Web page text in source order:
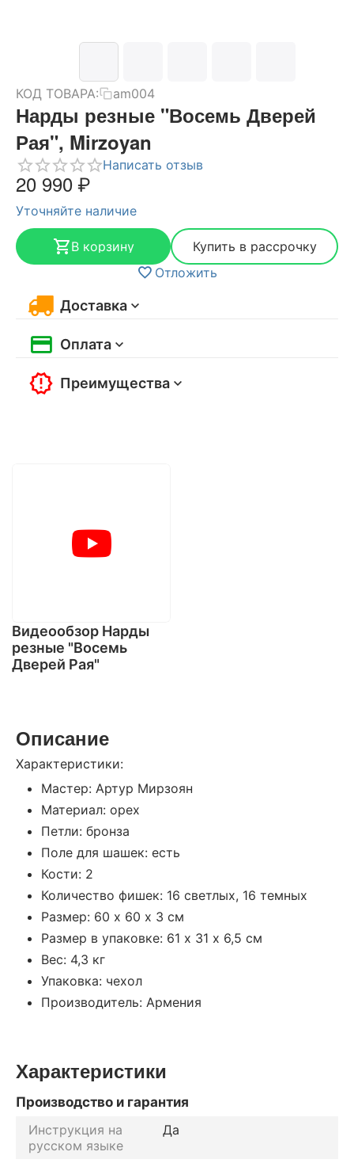
КОД ТОВАРА: am004
Нарды резные "Восемь Дверей
Рая", Mirzoyan
Написать отзыв
20 990₽
Уточняйте наличие
В корзину
Купить в рассрочку
Отложить
Доставка
Оплата
Преимущества
Видеообзор Нарды
резные "Восемь
Дверей Рая"
Описание
Характеристики:
Мастер: Артур Мирзоян
Материал: орех
Петли: бронза
Поле для шашек: есть
Кости: 2
Количество фишек: 16 светлых, 16 темных
Размер: 60 х 60 х 3 см
Размер в упаковке: 61 х 31 х 6,5 см
Вес: 4,3 кг
Упаковка: чехол
Производитель: Армения
Характеристики
Производство и гарантия
Инструкция на
русском языке
Да